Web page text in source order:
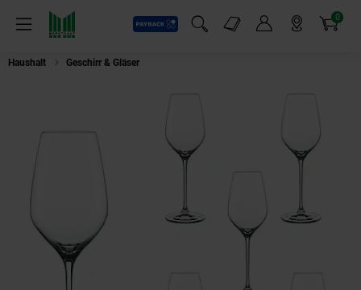
Menü
Payback
Suchfeld einblenden
Markt-Angebote 0
Artikel
Haushalt Geschirr & Gläser